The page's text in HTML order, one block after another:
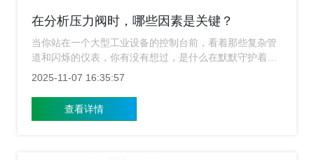
在分析压力阀时，哪些因素是关键？
当你站在一个大型工业设备的控制台前，看着那些复杂管
道和闪烁的仪表，你有没有想过，是什么在默默守护着整
个系统的安全与稳定？没错，压力阀，这个看似不起眼的
中，压力阀的重要性不言而喻，那么在分析压力阀时，我
们究竟该关注哪些关键因素？上海压力阀厂家从我们的专
2025-11-07 16:35:57
查看详情